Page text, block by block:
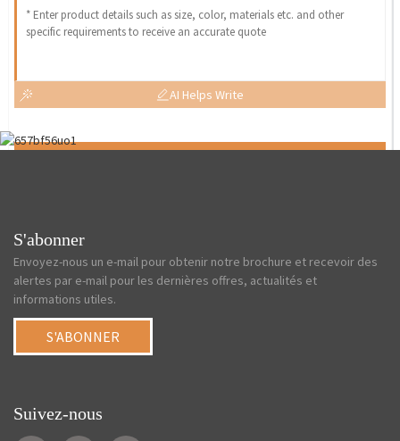
AI Helps Write
S'abonner
Envoyez-nous un e-mail pour obtenir notre brochure et recevoir des
alertes par e-mail pour les dernières offres, actualités et
informations utiles.
S'ABONNER
Suivez-nous